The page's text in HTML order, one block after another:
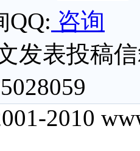
QQ:
发表投稿
2010